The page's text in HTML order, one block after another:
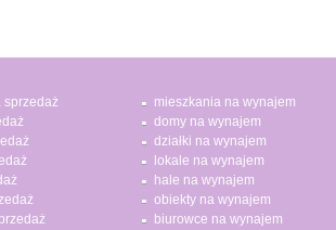
sprzedaż
mieszkania na wynajem
domy na wynajem
działki na wynajem
lokale na wynajem
hale na wynajem
obiekty na wynajem
biurowce na wynajem